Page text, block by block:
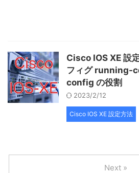
Cisco IOS XE 設
フィグ running-
config の役割
2023/2/12
Cisco IOS XE 設定方法
Next »